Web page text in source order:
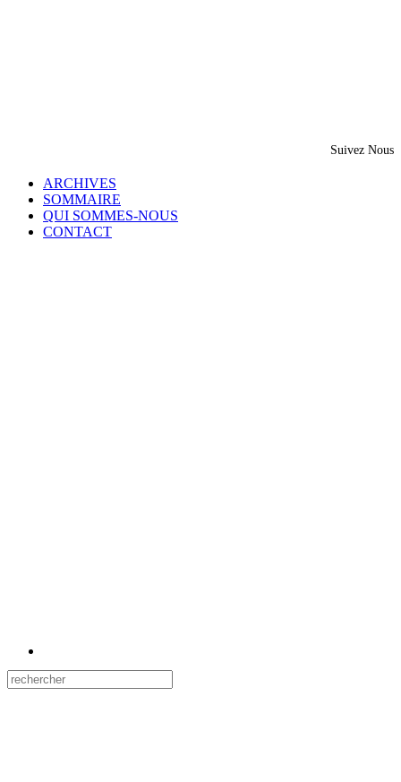
Suivez Nous
ARCHIVES
SOMMAIRE
QUI SOMMES-NOUS
CONTACT